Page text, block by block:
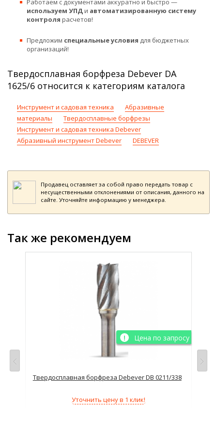
Работаем с документами аккуратно и быстро —
используем УПДи автоматизированную систему
контроля расчетов!
Предложим специальные условия для бюджетных
организаций!
Твердосплавная борфреза Debever DA
1625/6 относится к категориям каталога
Инструмент и садовая техника
Абразивные
материалы
Твердосплавные борфрезы
Инструмент и садовая техника Debever
Абразивный инструмент Debever
DEBEVER
Продавец оставляет за собой право передать товар с
несущественными отклонениями от описания, данного на
сайте. Уточняйте информацию у менеджера.
Так же рекомендуем
Цена по запросу
Твердосплавная борфреза Debever DB 0211/338
Уточнить цену в 1 клик!